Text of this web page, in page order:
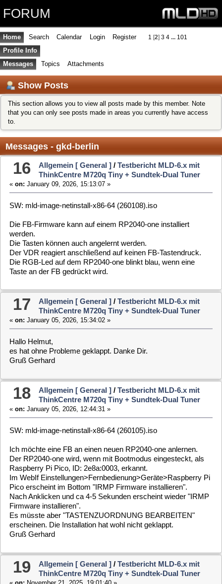
FORUM
Home Search
Profile Info
Messages
Topics
Show Posts
This section allows you to view all posts made by this member. Note
that you can only see posts made in areas you currently have access
to.
Messages - gkd-berlin
16 Allgemein [ General ]/Testbericht MLD-6.x mit
ThinkCentre M720q Tiny + Sundtek-Dual Tuner
«on:January 09, 2026, 15:13:07 »
SW: mld-image-netinstall-x86-64 (260108).iso
Die FB-Firmware kann auf einem RP2040-one installiert
werden.
Die Tasten können auch angelernt werden.
Der VDR reagiert anschließend auf keinen FB-Tastendruck.
Taste an der FB gedrückt wird.
17 Allgemein [ General ]/Testbericht MLD-6.x mit
ThinkCentre M720q Tiny + Sundtek-Dual Tuner
«on: January 05, 2026, 15:34:02 »
es hat ohne Probleme geklappt. Danke Dir.
Gruß Gerhard
18 Allgemein [ General ]
«on:January 05, 2026, 12:44:31 »
SW: mld-image-netinstall-x86-64 (260105).iso
Der RP2040-one wird, wenn mit Bootmodus eingesteckt, als
Raspberry Pi Pico, ID: 2e8a:0003, erkannt.
Im WebIf Einstellungen>Fernbedienung>Geräte>Raspberry Pi
Pico erscheint im Bottom "IRMP Firmware installieren".
Nach Anklicken und ca 4-5 Sekunden erscheint wieder "IRMP
Es müsste aber "TASTENZUORDNUNG BEARBEITEN"
Gruß Gerhard
19 Allgemein [ General ]/Testbericht MLD-6.x mit
ThinkCentre M720q Tiny + Sundtek-Dual Tuner
«on:November 21, 2025, 19:01:40 »
SW: mld-image-netinstall-x86-64 (251118).iso
Mir ist aufgefallen: Die Umschaltzeiten der Sender sind
gegenüber der MLD5.5 wesentlich kürzer.
20 Allgemein [ General ]/Testbericht MLD-6.x mit
ThinkCentre M720q Tiny + Sundtek-Dual Tuner
November 01, 2025, 00:44:12 »